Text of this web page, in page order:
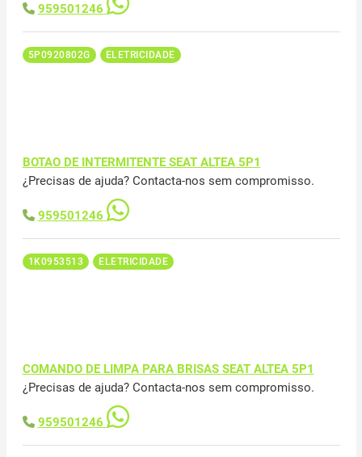
959501246
5P0920802G ELETRICIDADE
BOTAO DE INTERMITENTE SEAT ALTEA 5P1
¿Precisas de ajuda? Contacta-nos sem compromisso.
959501246
1K0953513 ELETRICIDADE
COMANDO DE LIMPA PARA BRISAS SEAT ALTEA 5P1
¿Precisas de ajuda? Contacta-nos sem compromisso.
959501246